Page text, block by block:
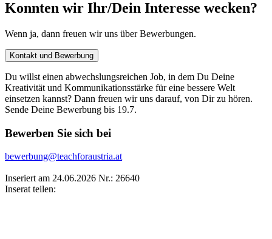
Konnten wir Ihr/Dein Interesse wecken?
Wenn ja, dann freuen wir uns über Bewerbungen.
Kontakt und Bewerbung
Du willst einen abwechslungsreichen Job, in dem Du Deine
Kreativität und Kommunikationsstärke für eine bessere Welt
einsetzen kannst? Dann freuen wir uns darauf, von Dir zu hören.
Sende Deine Bewerbung bis 19.7.
Bewerben Sie sich bei
bewerbung@teachforaustria.at
Inseriert am 24.06.2026 Nr.: 26640
Inserat teilen: